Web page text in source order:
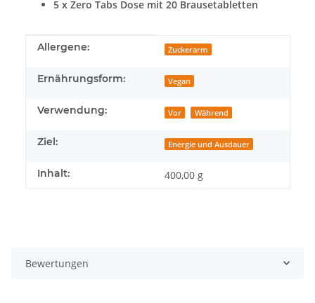
5 x Zero Tabs Dose mit 20 Brausetabletten
Produkteigenschaft
Wert
Allergene: Zuckerarm
Ernährungsform: Vegan
Verwendung: Vor Während
Ziel: Energie und Ausdauer
Inhalt: 400,00 g
Bewertungen